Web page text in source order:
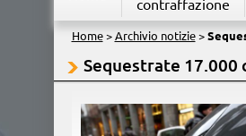
contraffazione
Home> Archivio notizie>
Sequestrate